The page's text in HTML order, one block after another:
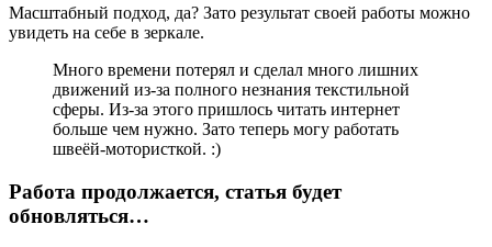
Масштабный подход, да? Зато результат своей работы можно
увидеть на себе в зеркале.
Много времени потерял и сделал много лишних
движений из-за полного незнания текстильной
сферы. Из-за этого пришлось читать интернет
больше чем нужно. Зато теперь могу работать
швеёй-мотористкой. :)
Работа продолжается, статья будет
обновляться…